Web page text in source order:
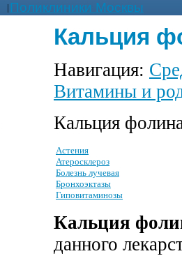
| Поликлиники Москвы
Кальция
Навигация:
Витамины и
Кальция
Астения
Атеросклероз
Болезнь лучевая
Бронхоэктазы
Гиповитаминозы
Кальция
данного